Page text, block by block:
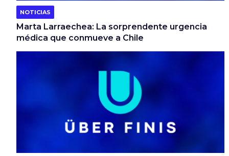
NOTICIAS
Marta Larraechea: La sorprendente urgencia
médica que conmueve a Chile